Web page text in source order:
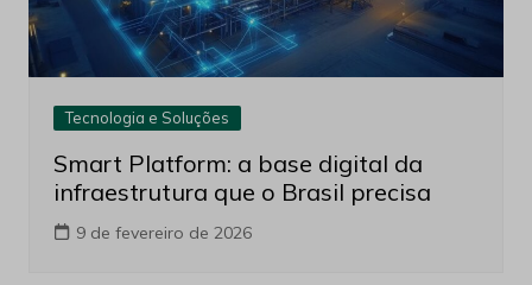
Tecnologia e Soluções
Smart Platform: a base digital da
infraestrutura que o Brasil precisa
9 de fevereiro de 2026